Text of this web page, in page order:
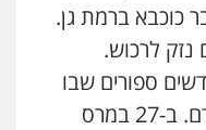
צבא מעצרים
כוכבא ברמת גן.
נזק לרכוש.
ספורים שבו
מטען כוון לכאורה נגד אותו אדם. ב-27 במרס